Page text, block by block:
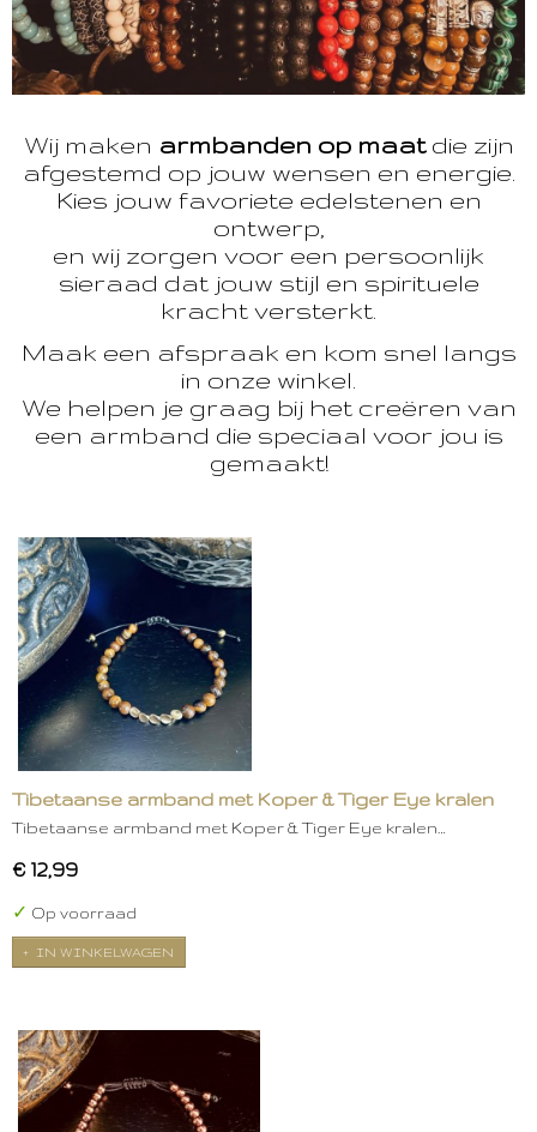
Wij maken armbanden op maatdie zijn
afgestemd op jouw wensen en energie.
Kies jouw favoriete edelstenen en
ontwerp,
en wij zorgen voor een persoonlijk
sieraad dat jouw stijl en spirituele
kracht versterkt.
Maak een afspraak en kom snel langs
in onze winkel.
We helpen je graag bij het creëren van
een armband die speciaal voor jou is
gemaakt!
Tibetaanse armband met Koper & Tiger Eye kralen
Tibetaanse armband met Koper & Tiger Eye kralen…
€ 12,99
✓ Op voorraad
IN WINKELWAGEN